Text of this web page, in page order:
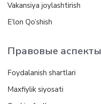
Vakansiya joylashtirish
E’lon Qo’shish
Правовые аспекты
Foydalanish shartlari
Maxfiylik siyosati